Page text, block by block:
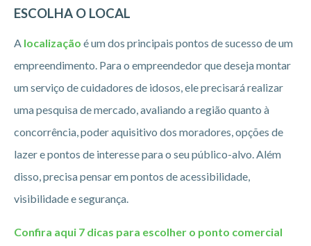
ESCOLHA O LOCAL
A localização é um dos principais pontos de sucesso de um
empreendimento. Para o empreendedor que deseja montar
um serviço de cuidadores de idosos, ele precisará realizar
uma pesquisa de mercado, avaliando a região quanto à
concorrência, poder aquisitivo dos moradores, opções de
lazer e pontos de interesse para o seu público-alvo. Além
disso, precisa pensar em pontos de acessibilidade,
visibilidade e segurança.
Confira aqui 7 dicas para escolher o ponto comercial